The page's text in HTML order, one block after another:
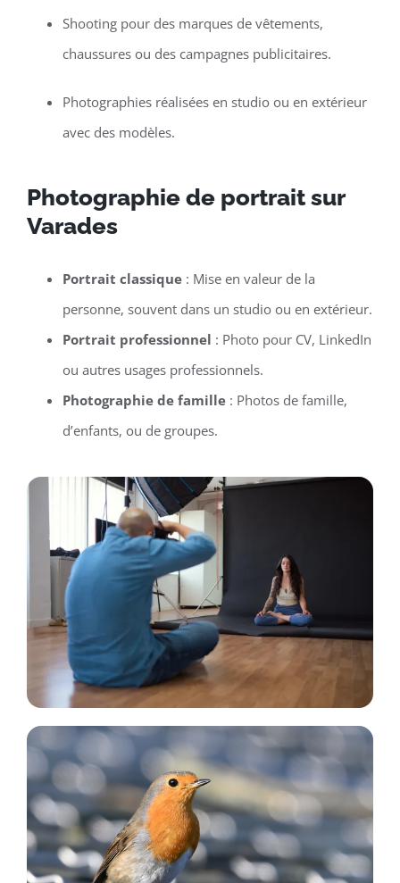
Shooting pour des marques de vêtements,
chaussures ou des campagnes publicitaires.
Photographies réalisées en studio ou en extérieur
avec des modèles.
Photographie de portrait sur
Varades
Portrait classique: Mise en valeur de la
personne, souvent dans un studio ou en extérieur.
Portrait professionnel : Photo pour CV, LinkedIn
ou autres usages professionnels.
Photographie de famille: Photos de famille,
d’enfants, ou de groupes.